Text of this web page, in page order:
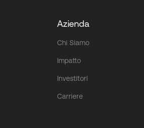
Azienda
Chi Siamo
Impatto
Investitori
Carriere